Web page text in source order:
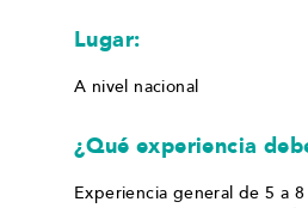
Lugar:
A nivel nacional
¿Qué experiencia
Experiencia general de 5 a